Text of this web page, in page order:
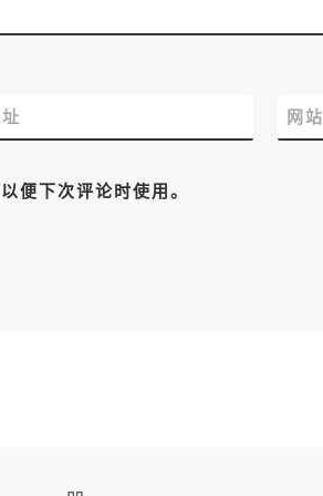
网
便下次评论时使用。